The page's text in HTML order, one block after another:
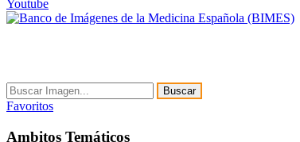
Youtube
Buscar
Favoritos
Ambitos Temáticos